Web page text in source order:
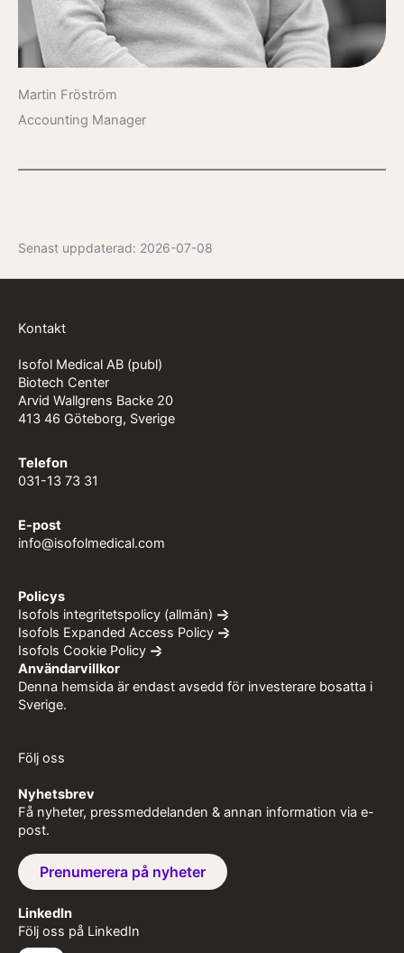
Martin Fröström
Accounting Manager
Senast uppdaterad: 2026-07-08
Kontakt
Isofol Medical AB (publ)
Biotech Center
Arvid Wallgrens Backe 20
413 46 Göteborg, Sverige
Telefon
031-13 73 31
E-post
info@isofolmedical.com
Policys
Isofols integritetspolicy (allmän)
Isofols Expanded Access Policy
Isofols Cookie Policy
Användarvillkor
Denna hemsida är endast avsedd för investerare bosatta i
Sverige.
Följ oss
Nyhetsbrev
Få nyheter, pressmeddelanden & annan information via e-
post.
Prenumerera på nyheter
LinkedIn
Följ oss på LinkedIn